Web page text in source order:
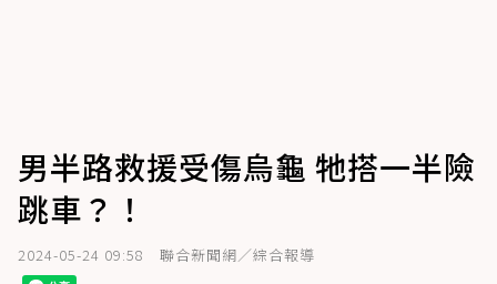
男半路救援受傷烏龜 牠搭一半險
跳車？！
2024-05-24 09:58 聯合新聞網／綜合報導